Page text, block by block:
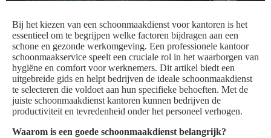
Bij het kiezen van een schoonmaakdienst voor kantoren is het
essentieel om te begrijpen welke factoren bijdragen aan een
schone en gezonde werkomgeving. Een professionele kantoor
schoonmaakservice speelt een cruciale rol in het waarborgen van
hygiëne en comfort voor werknemers. Dit artikel biedt een
uitgebreide gids en helpt bedrijven de ideale schoonmaakdienst
te selecteren die voldoet aan hun specifieke behoeften. Met de
juiste schoonmaakdienst kantoren kunnen bedrijven de
productiviteit en tevredenheid onder het personeel verhogen.
Waarom is een goede schoonmaakdienst belangrijk?